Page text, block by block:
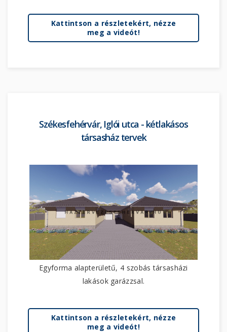
Kattintson a részletekért, nézze
meg a videót!
Székesfehérvár, Iglói utca - kétlakásos
társasház tervek
Egyforma alapterületű, 4 szobás társasházi
lakások garázzsal.
Kattintson a részletekért, nézze
meg a videót!